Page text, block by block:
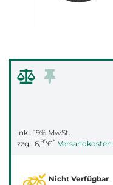
inkl. 19% MwSt.
zzgl. 6,95€*
Nicht Verfügbar